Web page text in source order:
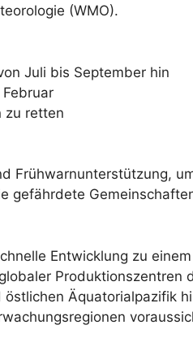
(WMO).
Juli bis September hin
zu retten
Frühwarnunterstützung,
gefährdete
Entwicklung zu
Produktionszentren
Äquatorialpazifik